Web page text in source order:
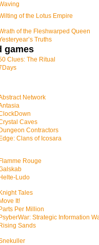
of the Lotus Empire
of the Fleshwarped Queen
Truths
games
Clues: The Ritual
Network
Caves
Dungeon Contractors
Edge: Clans of Icosara
Flamme Rouge
Helte-Ludo
Knight Tales
Move It!
Parts Per Million
PsyberWar: Strategic Information
Rising Sands